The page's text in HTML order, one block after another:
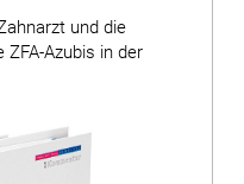
und die
ZFA-Azubis in der